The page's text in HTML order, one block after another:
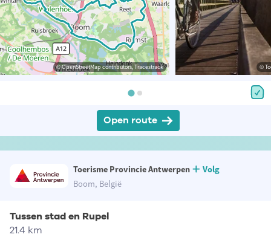
© OpenStreetMap contributors, Tracestrack ©
Open route
Toerisme Provincie Antwerpen
Volg
Boom, België
Tussen stad en Rupel
21.4 km